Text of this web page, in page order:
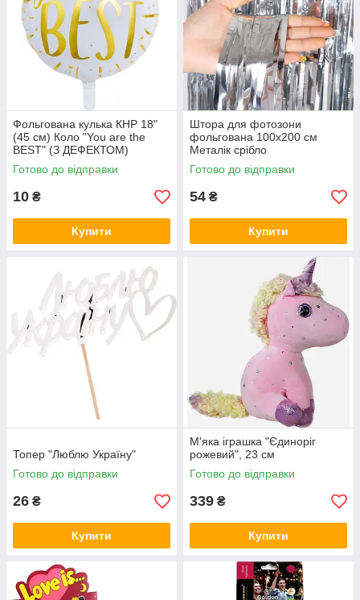
Фольгована кулька КНР 18"
(45 см) Коло "You are the
BEST" (З ДЕФЕКТОМ)
Готово до відправки
10 ₴
Купити
Штора для фотозони
фольгована 100х200 см
Металік срібло
Готово до відправки
54 ₴
Купити
Топер "Люблю Україну"
Готово до відправки
26 ₴
Купити
М'яка іграшка "Єдиноріг
рожевий", 23 см
Готово до відправки
339 ₴
Купити